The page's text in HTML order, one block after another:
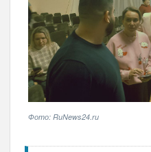
Фото: RuNews24.ru